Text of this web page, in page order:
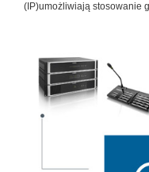
(IP)umożliwiają stosowanie